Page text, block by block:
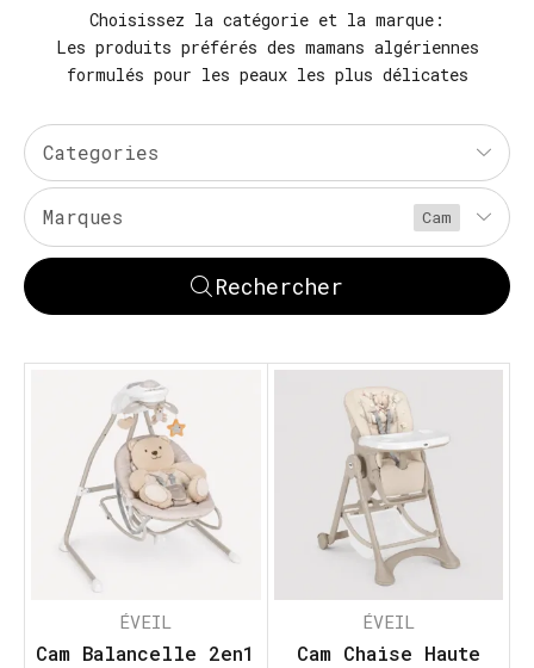
Choisissez la catégorie et la marque:
Les produits préférés des mamans algériennes
formulés pour les peaux les plus délicates
Categories
Marques Cam
Rechercher
ÉVEIL
Cam Balancelle 2en1
ÉVEIL
Cam Chaise Haute